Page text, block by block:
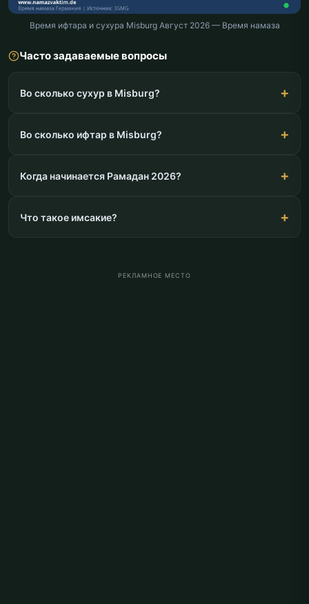
Время ифтара и сухура Misburg Август 2026 — Время намаза
Часто задаваемые вопросы
Во сколько сухур в Misburg?
Во сколько ифтар в Misburg?
Когда начинается Рамадан 2026?
Что такое имсакие?
РЕКЛАМНОЕ МЕСТО